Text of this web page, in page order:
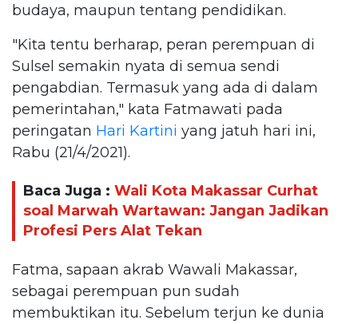
budaya, maupun tentang pendidikan.
"Kita tentu berharap, peran perempuan di
Sulsel semakin nyata di semua sendi
pengabdian. Termasuk yang ada di dalam
pemerintahan," kata Fatmawati pada
peringatan Hari Kartini yang jatuh hari ini,
Rabu (21/4/2021).
Baca Juga : Wali Kota Makassar Curhat
soal Marwah Wartawan: Jangan Jadikan
Profesi Pers Alat Tekan
Fatma, sapaan akrab Wawali Makassar,
sebagai perempuan pun sudah
membuktikan itu. Sebelum terjun ke dunia